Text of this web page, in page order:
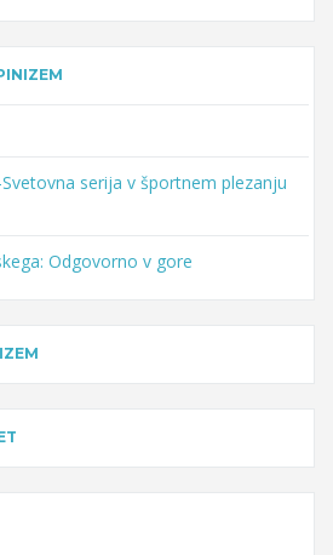
serija v športnem plezanju
Odgovorno v gore